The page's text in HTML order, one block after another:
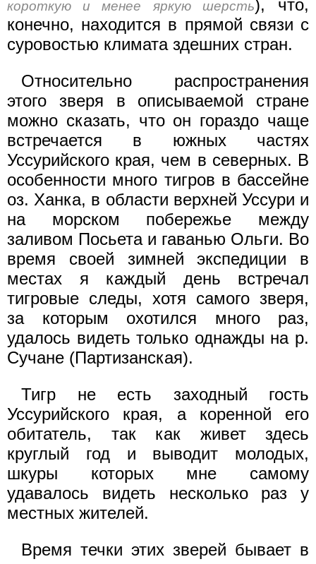
короткую и менее яркую шерсть), что,
конечно, находится в прямой связи с
суровостью климата здешних стран.
Относительно распространения
этого зверя в описываемой стране
можно сказать, что он гораздо чаще
встречается в южных частях
Уссурийского края, чем в северных. В
особенности много тигров в бассейне
оз. Ханка, в области верхней Уссури и
на морском побережье между
заливом Посьета и гаванью Ольги. Во
время своей зимней экспедиции в
местах я каждый день встречал
тигровые следы, хотя самого зверя,
за которым охотился много раз,
удалось видеть только однажды на р.
Сучане (Партизанская).
Тигр не есть заходный гость
Уссурийского края, а коренной его
обитатель, так как живет здесь
круглый год и выводит молодых,
шкуры которых мне самому
удавалось видеть несколько раз у
местных жителей.
Время течки этих зверей бывает в